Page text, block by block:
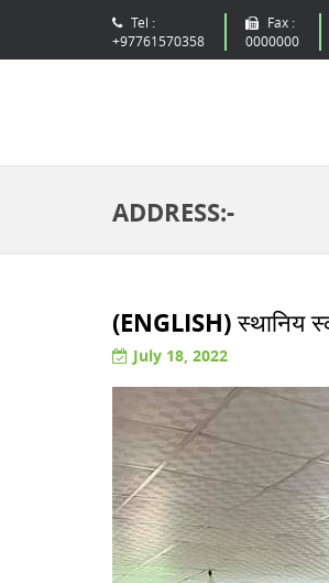
Tel :
+97761570358
Fax :
0000000
ADDRESS:-
(ENGLISH) स्थानिय
July 18, 2022